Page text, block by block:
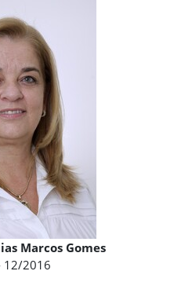
Marcos Gomes
12/2016